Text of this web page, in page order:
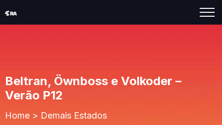
Beltran, Öwnboss e Volkoder –
Verão P12
Home > Demais Estados